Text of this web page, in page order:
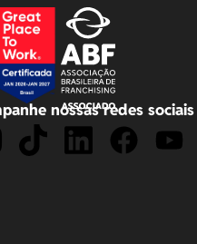
nossas redes sociais